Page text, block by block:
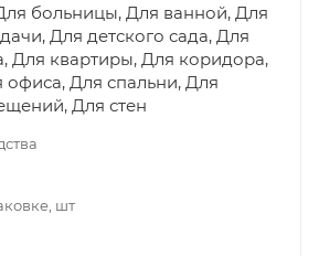
больницы, Для ванной, Для
Для детского сада, Для
Для квартиры, Для коридора,
офиса, Для спальни, Для
Для стен
шт